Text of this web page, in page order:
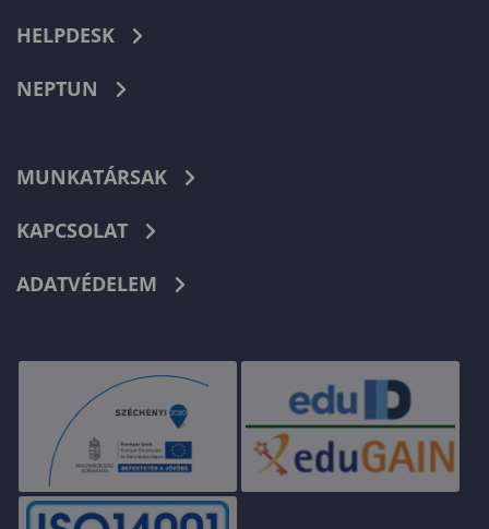
HELPDESK
NEPTUN
MUNKATÁRSAK
KAPCSOLAT
ADATVÉDELEM